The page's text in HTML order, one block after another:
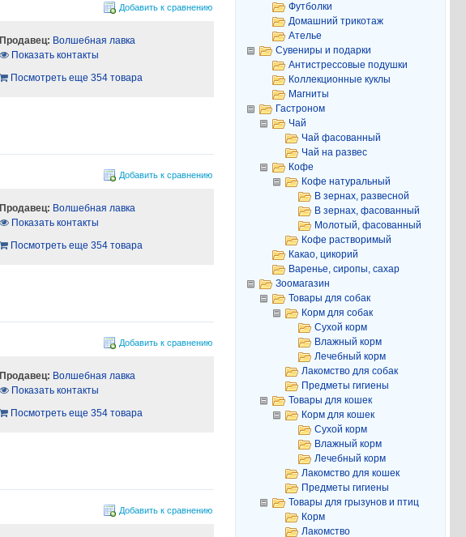
Добавить к сравнению
Продавец: Волшебная лавка
Показать контакты
Посмотреть еще 354 товара
Добавить к сравнению
Продавец: Волшебная лавка
Показать контакты
Посмотреть еще 354 товара
Добавить к сравнению
Продавец: Волшебная лавка
Показать контакты
Посмотреть еще 354 товара
Добавить к сравнению
Футболки
Домашний трикотаж
Ателье
Сувениры и подарки
Антистрессовые подушки
Коллекционные куклы
Магниты
Гастроном
Чай
Чай фасованный
Чай на развес
Кофе
Кофе натуральный
В зернах, развесной
В зернах, фасованный
Молотый, фасованный
Кофе растворимый
Какао, цикорий
Варенье, сиропы, сахар
Зоомагазин
Товары для собак
Корм для собак
Сухой корм
Влажный корм
Лечебный корм
Лакомство для собак
Предметы гигиены
Товары для кошек
Корм для кошек
Сухой корм
Влажный корм
Лечебный корм
Лакомство для кошек
Предметы гигиены
Товары для грызунов и птиц
Корм
Лакомство